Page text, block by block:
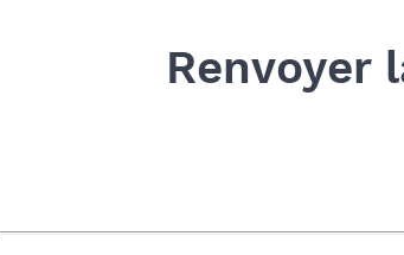
Renvoyer